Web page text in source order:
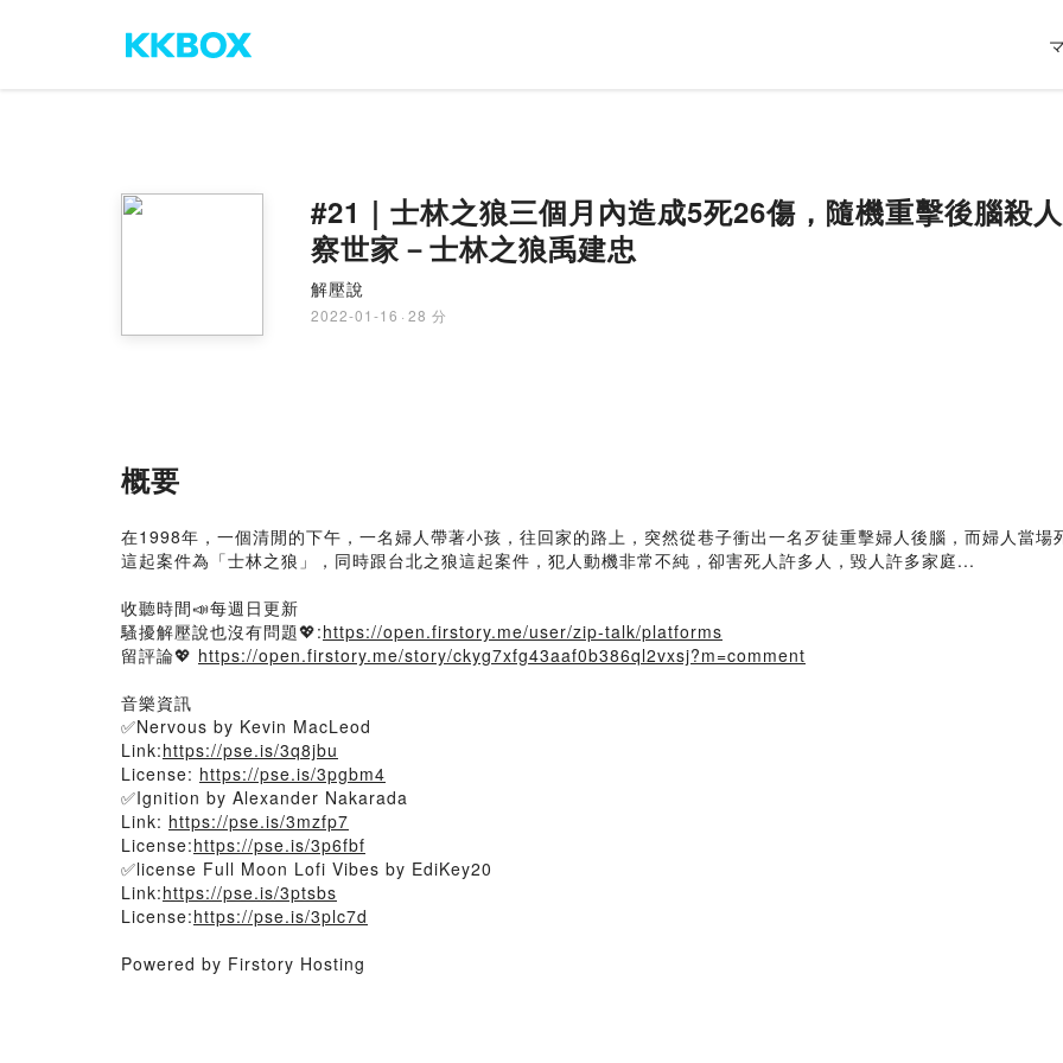
#21｜士林之狼三個月內造成5死26傷，隨機重擊後腦殺
察世家－士林之狼禹建忠
解壓說
2022-01-16 · 28 分
概要
在1998年，一個清閒的下午，一名婦人帶著小孩，往回家的路上，突然從巷子衝出一名歹徒重擊婦人後腦，而婦人當
這起案件為「士林之狼」，同時跟台北之狼這起案件，犯人動機非常不純，卻害死人許多人，毀人許多家庭...
收聽時間📣每週日更新
騷擾解壓說也沒有問題💖:https://open.firstory.me/user/zip-talk/platforms
留評論💖 https://open.firstory.me/story/ckyg7xfg43aaf0b386ql2vxsj?m=comment
音樂資訊
✅Nervous by Kevin MacLeod
Link:https://pse.is/3q8jbu
License: https://pse.is/3pgbm4
✅Ignition by Alexander Nakarada
Link: https://pse.is/3mzfp7
License:https://pse.is/3p6fbf
✅license Full Moon Lofi Vibes by EdiKey20
Link:https://pse.is/3ptsbs
License:https://pse.is/3plc7d
Powered by Firstory Hosting